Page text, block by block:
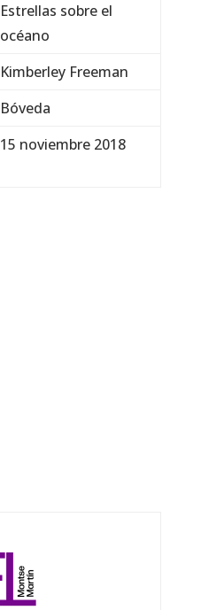
Estrellas sobre el
océano
Kimberley Freeman
Bóveda
15 noviembre 2018